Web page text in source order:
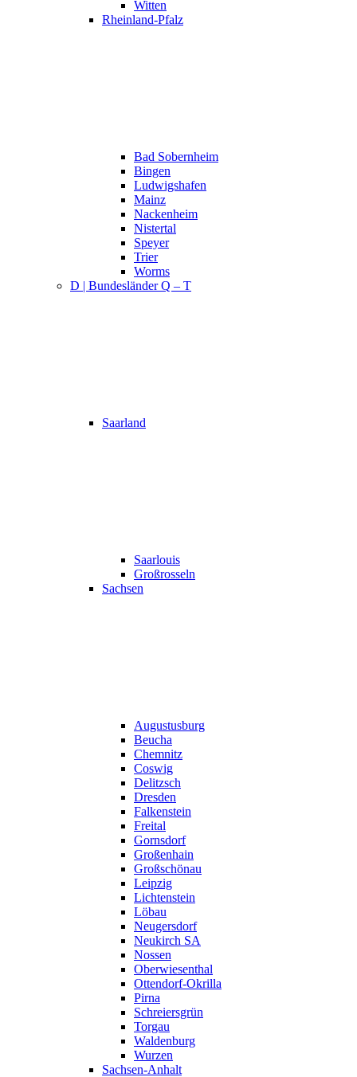
Witten
Rheinland-Pfalz
Bad Sobernheim
Bingen
Ludwigshafen
Mainz
Nackenheim
Nistertal
Speyer
Trier
Worms
D | Bundesländer Q – T
Saarland
Saarlouis
Großrosseln
Sachsen
Augustusburg
Beucha
Chemnitz
Coswig
Delitzsch
Dresden
Falkenstein
Freital
Gornsdorf
Großenhain
Großschönau
Leipzig
Lichtenstein
Löbau
Neugersdorf
Neukirch SA
Nossen
Oberwiesenthal
Ottendorf-Okrilla
Pirna
Schreiersgrün
Torgau
Waldenburg
Wurzen
Sachsen-Anhalt